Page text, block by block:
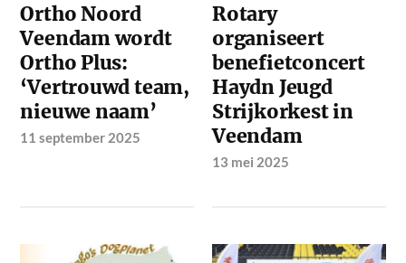
Ortho Noord
Veendam wordt
Ortho Plus:
‘Vertrouwd team,
nieuwe naam’
11 september 2025
Rotary
organiseert
benefietconcert
Haydn Jeugd
Strijkorkest in
Veendam
13 mei 2025